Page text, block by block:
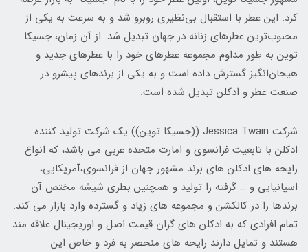
کرد. این عطر با استقبال بی‌نظیری روبرو شد و به سرعت به یکی از
محبوب‌ترین عطرهای زنانه در جهان تبدیل شد. از آن زمان، جسیکا
توین به طور مداوم مجموعه عطرهای خود را با عطرهای جدید و
هیجان‌انگیز گسترش داده است و به یکی از برندهای پیشرو در
صنعت عطر و ادکلن تبدیل شده است.
شرکت Jessica Twain ((جسیکا توین)) یک شرکت تولید کننده
ادکلن با تابعیت فرانسوی و امارت متحده عربی می باشد، که انواع
رایحه های ادکلن های برند مشهور جهان از فرانسوی،آمریکایی،
اسپانیایی و … گرفته را تولید و همچنین بطری شیشه مختص آن
برندها را در کالکشن و مجموعه های زیاد و گسترده وارد بازار می کند.
تمام افرادی که به ادکلن های گران قیمت اصل و اوریجینال علاقه مند
هستند و تمایل دارند رایحه های منحصر به فرد و خاص این